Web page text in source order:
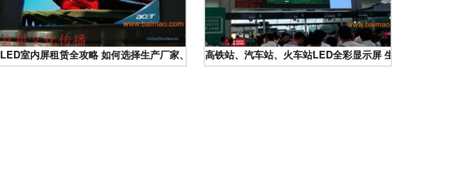
LED室内屏租赁全攻略 如何选择生产厂家、评估价格与安装方案高铁站、汽车站、火车站LED全彩显示屏 生产厂家与价格